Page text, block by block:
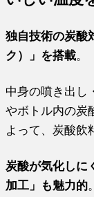
独自技術の炭酸
ク）」を搭載。
中身の噴き出し
やボトル内の炭
よって、炭酸飲
炭酸が気化しに
加工」も魅力的